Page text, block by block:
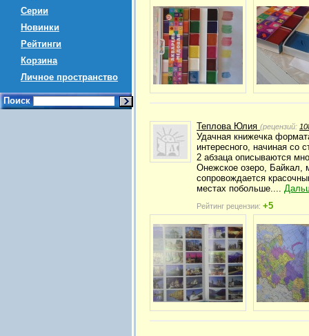
Серии
Новинки
Рейтинги
Корзина
Личное пространство
Поиск
Теплова Юлия (рецензий:
Удачная книжечка
интересного, начиная со
2 абзаца описываются
Онежское озеро, Байкал,
сопровождается
местах побольше....
Рейтинг рецензии: +5